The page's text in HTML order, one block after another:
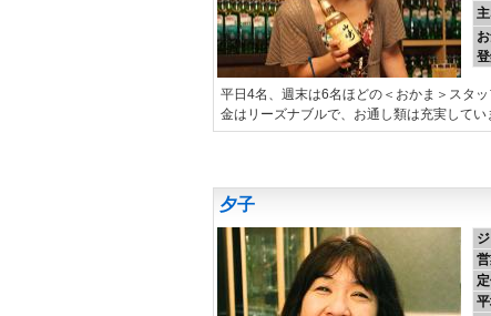
平日4名、週末は6名ほどの＜おかま＞スタ
金はリーズナブルで、お通し類は充実してい
夕子